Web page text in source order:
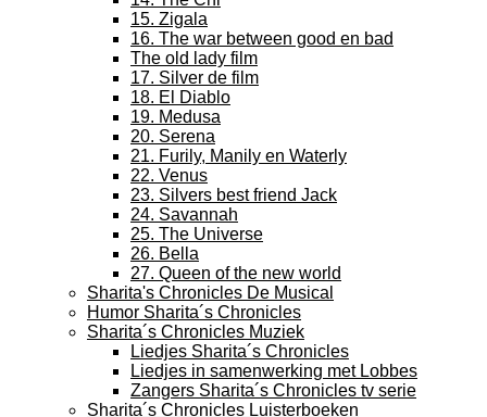
15. Zigala
16. The war between good en bad
The old lady film
17. Silver de film
18. El Diablo
19. Medusa
20. Serena
21. Furily, Manily en Waterly
22. Venus
23. Silvers best friend Jack
24. Savannah
25. The Universe
26. Bella
27. Queen of the new world
Sharita's Chronicles De Musical
Humor Sharita´s Chronicles
Sharita´s Chronicles Muziek
Liedjes Sharita´s Chronicles
Liedjes in samenwerking met Lobbes
Zangers Sharita´s Chronicles tv serie
Sharita´s Chronicles Luisterboeken